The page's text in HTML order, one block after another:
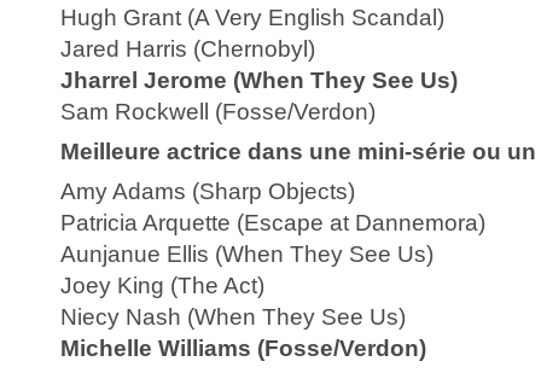
Hugh Grant (A Very English Scandal)
Jared Harris (Chernobyl)
Jharrel Jerome (When They See Us)
Sam Rockwell (Fosse/Verdon)
Meilleure actrice dans une mini-série ou
Amy Adams (Sharp Objects)
Patricia Arquette (Escape at Dannemora)
Aunjanue Ellis (When They See Us)
Joey King (The Act)
Niecy Nash (When They See Us)
Michelle Williams (Fosse/Verdon)